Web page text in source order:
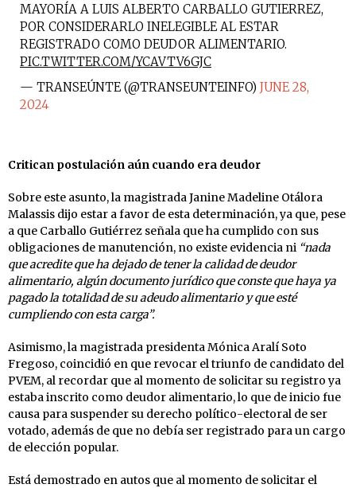
MAYORÍA A LUIS ALBERTO CARBALLO GUTIERREZ,
POR CONSIDERARLO INELEGIBLE AL ESTAR
REGISTRADO COMO DEUDOR ALIMENTARIO.
PIC.TWITTER.COM/YCAVTV6GJC
— TRANSEÚNTE (@TRANSEUNTEINFO) JUNE 28,
2024
Critican postulación aún cuando era deudor
Sobre este asunto, la magistrada Janine Madeline Otálora
Malassis dijo estar a favor de esta determinación, ya que, pese
a que Carballo Gutiérrez señala que ha cumplido con sus
obligaciones de manutención, no existe evidencia ni “nada
que acredite que ha dejado de tener la calidad de deudor
alimentario, algún documento jurídico que conste que haya ya
pagado la totalidad de su adeudo alimentario y que esté
cumpliendo con esta carga”.
Asimismo, la magistrada presidenta Mónica Aralí Soto
Fregoso, coincidió en que revocar el triunfo de candidato del
PVEM, al recordar que al momento de solicitar su registro ya
estaba inscrito como deudor alimentario, lo que de inicio fue
causa para suspender su derecho político-electoral de ser
votado, además de que no debía ser registrado para un cargo
de elección popular.
Está demostrado en autos que al momento de solicitar el